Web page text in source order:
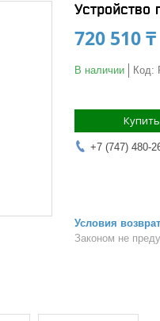
Устройство
720 510 ₸
В наличии Код:
Купить
+7 (747) 480-
Законом не